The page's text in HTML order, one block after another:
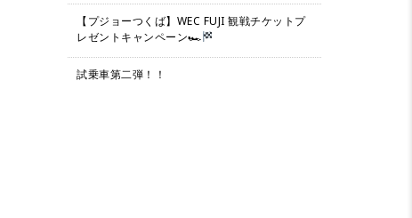
【プジョーつくば】WEC FUJI 観戦チケットプ
レゼントキャンペーン🏎
試乗車第二弾！！